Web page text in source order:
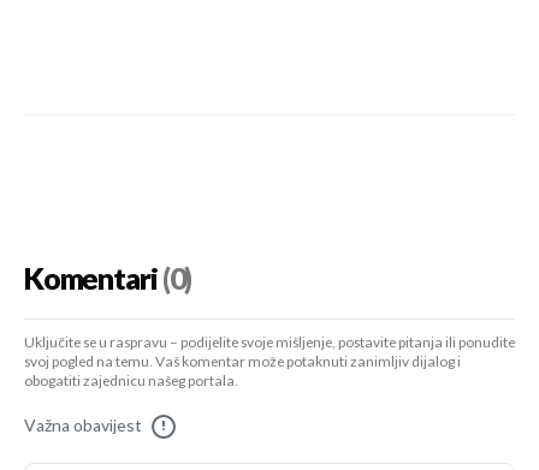
Komentari(0)
Uključite se u raspravu – podijelite svoje mišljenje, postavite pitanja ili ponudite
svoj pogled na temu. Vaš komentar može potaknuti zanimljiv dijalog i
obogatiti zajednicu našeg portala.
Važna obavijest !